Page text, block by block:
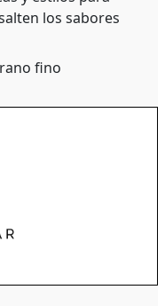
los sabores
fino